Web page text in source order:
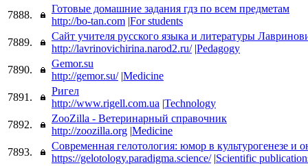
7888.
Готовые домашние задания гдз по всем предметам
http://bo-tan.com |For students
7889.
Сайт учителя русского языка и литературы
http://lavrinovichirina.narod2.ru/ |Pedagogy
7890.
Gemor.su
http://gemor.su/ |Medicine
7891.
Ригел
http://www.rigell.com.ua |Technology
7892.
ZooZilla - Ветеринарный справочник
http://zoozilla.org |Medicine
7893.
Современная гелотология: юмор в культурогенезе и
https://gelotology.paradigma.science/ |Scientific